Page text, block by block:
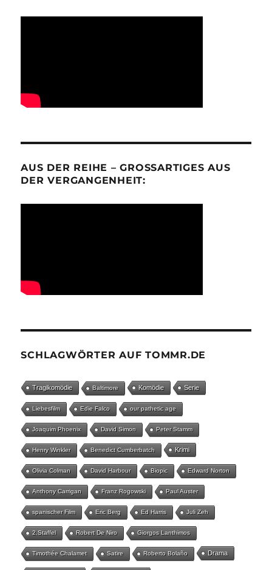
AUS DER REIHE – GROSSARTIGES AUS D
ER VERGANGENHEIT:
SCHLAGWÖRTER AUF TOMMR.DE
Tragikomödie Baltimore Komödie Serie
Liebesfilm Edie Falco our pathetic age
Joaquim Phoenix David Simon Peter Stamm
Henry Winkler Benedict Cumberbatch Krimi
Olivia Colman David Harbour Biopic Edward Norton
Anthony Carrigan Franz Rogowski Paul Auster
spanischer Film Eric Berg Ed Harris Juli Zeh
2.Staffel Robert De Niro Giorgos Lanthimos
Timothée Chalamet Satire Roberto Bolaño Drama